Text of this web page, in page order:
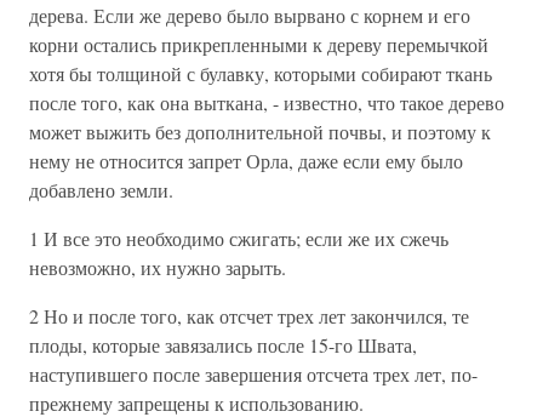
дерева. Если же дерево было вырвано с корнем и его
корни остались прикрепленными к дереву перемычкой
хотя бы толщиной с булавку, которыми собирают ткань
после того, как она выткана, - известно, что такое дерево
может выжить без дополнительной почвы, и поэтому к
нему не относится запрет Орла, даже если ему было
добавлено земли.
1 И все это необходимо сжигать; если же их сжечь
невозможно, их нужно зарыть.
2 Но и после того, как отсчет трех лет закончился, те
плоды, которые завязались после 15-го Швата,
наступившего после завершения отсчета трех лет, по-
прежнему запрещены к использованию.